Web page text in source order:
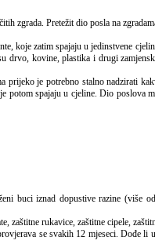
koje zatim spajaju u jedinstvene
drvo, kovine, plastika i drugi
je potrebno stalno nadzirati
spajaju u cjeline. Dio poslova
rukavice, zaštitne cipele,
se svakih 12 mjeseci. Dođe li